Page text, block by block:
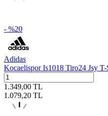
- %20
Adidas
Kocaelispor Is1018 Tiro24 Jsy
1.349,00 TL
1.079,20 TL